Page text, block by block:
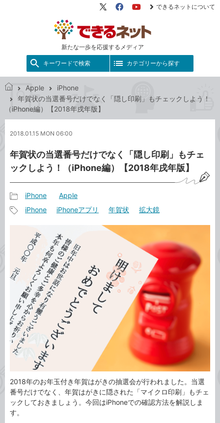
新たな一歩を応援するメディア
X（旧
FacebookYouTube
できるネットについて
キーワードで検索 カテゴリーから探す
で
き
ッ
Apple
iPhone
年賀状の当選番号だけでなく「隠し印刷」もチェックしよう！
（iPhone編）【2018年戌年版】
2018.01.15 MON 06:00
年賀状の当選番号だけでなく「隠し印刷」もチェ
ックしよう！（iPhone編）【2018年戌年版】
事
ゴ
リ
iPhone Apple
グ
iPhone iPhoneアプリ 年賀状 拡大鏡
2018年のお年玉付き年賀はがきの抽選会が行われました。当選
番号だけでなく、年賀はがきに隠された「マイクロ印刷」もチェ
ックしておきましょう。今回はiPhoneでの確認方法を解説しま
す。